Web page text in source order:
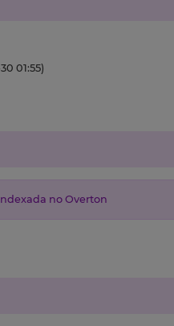
01:55)
no Overton